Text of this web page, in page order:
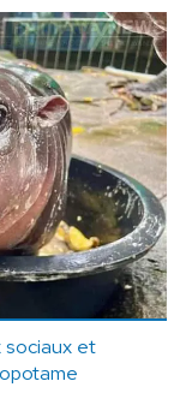
sociaux et